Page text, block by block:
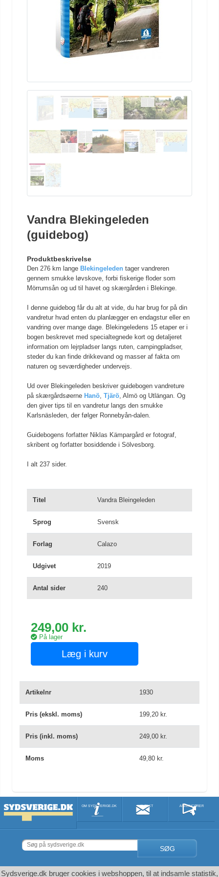
Vandra Blekingeleden
(guidebog)
Produktbeskrivelse
Den 276 km lange Blekingeleden tager vandreren
gennem smukke løvskove, forbi fiskerige floder som
Mörrumsån og ud til havet og skærgården i Blekinge.
I denne guidebog får du alt at vide, du har brug for på din
vandretur hvad enten du planlægger en endagstur eller en
vandring over mange dage. Blekingeledens 15 etaper er i
bogen beskrevet med specialtegnede kort og detaljeret
information om lejrpladser langs ruten, campingpladser,
steder du kan finde drikkevand og masser af fakta om
naturen og seværdigheder undervejs.
Ud over Blekingeleden beskriver guidebogen vandreture
på skærgårdsøerne Hanö, Tjärö, Almö og Utlängan. Og
den giver tips til en vandretur langs den smukke
Karlsnäsleden, der følger Ronnebyån-dalen.
Guidebogens forfatter Niklas Kämpargård er fotograf,
skribent og forfatter bosiddende i Sölvesborg.
I alt 237 sider.
Titel Vandra Bleingeleden
Sprog Svensk
Forlag Calazo
Udgivet 2019
Antal sider 240
249,00 kr.
På lager
Læg i kurv
Artikelnr 1930
Pris (ekskl. moms) 199,20 kr.
Pris (inkl. moms) 249,00 kr.
Moms 49,80 kr.
OM SYDSVERIGE.DK KONTAKT ANNONCØRER
SØG
Sydsverige.dk bruger cookies i webshoppen, til at indsamle statistik,